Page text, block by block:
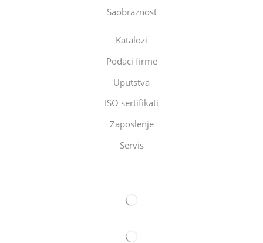
Saobraznost
Katalozi
Podaci firme
Uputstva
ISO sertifikati
Zaposlenje
Servis